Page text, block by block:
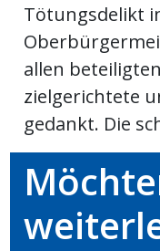
Tötungsdelikt
allen
zielgerichtete
gedankt. Die